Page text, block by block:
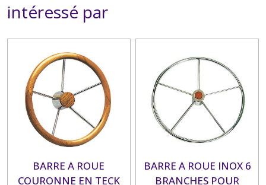
intéressé par
BARRE A ROUE
COURONNE EN TECK
BARRE A ROUE INOX 6
BRANCHES POUR